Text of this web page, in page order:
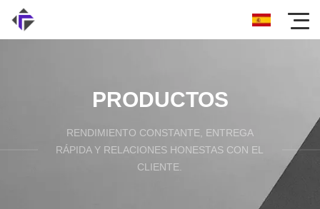
PRODUCTOS
RENDIMIENTO CONSTANTE, ENTREGA
RÁPIDA Y RELACIONES HONESTAS CON EL
CLIENTE.